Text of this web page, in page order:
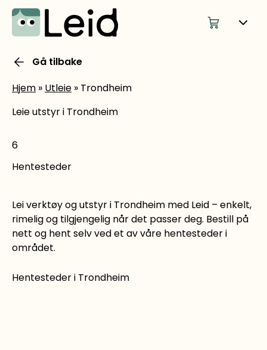
Gå tilbake
Hjem » Utleie » Trondheim
Leie utstyr i Trondheim
6
Hentesteder
Lei verktøy og utstyr i Trondheim med Leid – enkelt,
rimelig og tilgjengelig når det passer deg. Bestill på
nett og hent selv ved et av våre hentesteder i
området.
Hentesteder i Trondheim